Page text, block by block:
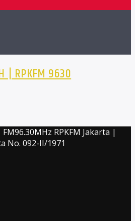
| RPKFM 9630
RPKFM Jakarta |
No. 092-II/1971